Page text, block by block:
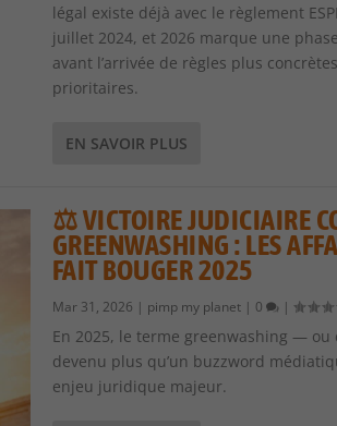
légal existe déjà avec le règlement
juillet 2024, et 2026 marque une
avant l’arrivée de règles plus
prioritaires.
EN SAVOIR PLUS
⚖️ VICTOIRE JUDICIAIRE
GREENWASHING : LES
FAIT BOUGER 2025
Mar 31, 2026 | pimp my planet| 0 |
En 2025, le terme greenwashing —
devenu plus qu’un buzzword
enjeu juridique majeur.